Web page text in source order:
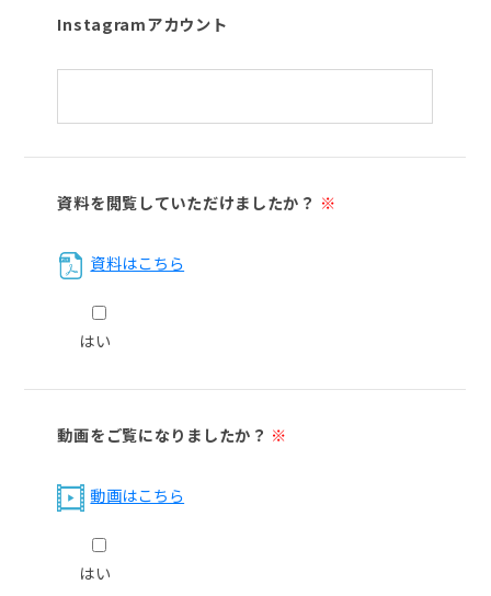
Instagramアカウント
資料を閲覧していただけましたか？ ※
資料はこちら
はい
動画をご覧になりましたか？ ※
動画はこちら
はい